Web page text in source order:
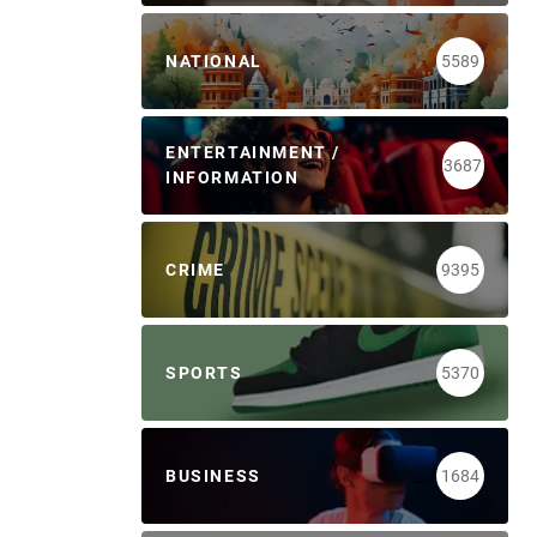
NATIONAL 5589
ENTERTAINMENT /
INFORMATION
3687
CRIME 9395
SPORTS 5370
BUSINESS 1684